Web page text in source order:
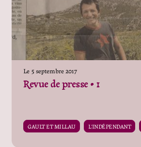
Le 5 septembre 2017
Revue de presse • 1
GAULT ET MILLAU L'INDÉPENDANT